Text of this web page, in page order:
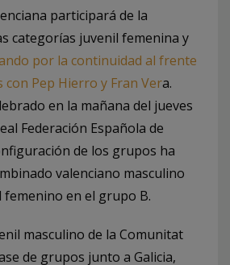
participará de la
categorías juvenil femenina y
por la continuidad al frente
con Pep Hierro y Fran Vera.
en la mañana del jueves
Federación Española de
de los grupos ha
valenciano masculino
femenino en el grupo B.
masculino de la Comunitat
de grupos junto a Galicia,